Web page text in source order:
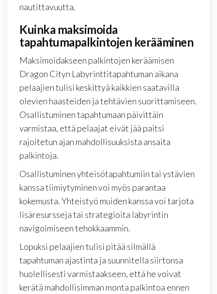
nautittavuutta.
Kuinka maksimoida
tapahtumapalkintojen kerääminen
Maksimoidakseen palkintojen keräämisen
Dragon Cityn Labyrinttitapahtuman aikana
pelaajien tulisi keskittyä kaikkien saatavilla
olevien haasteiden ja tehtävien suorittamiseen.
Osallistuminen tapahtumaan päivittäin
varmistaa, että pelaajat eivät jää paitsi
rajoitetun ajan mahdollisuuksista ansaita
palkintoja.
Osallistuminen yhteisötapahtumiin tai ystävien
kanssa tiimiytyminen voi myös parantaa
kokemusta. Yhteistyö muiden kanssa voi tarjota
lisäresursseja tai strategioita labyrintin
navigoimiseen tehokkaammin.
Lopuksi pelaajien tulisi pitää silmällä
tapahtuman ajastinta ja suunnitella siirtonsa
huolellisesti varmistaakseen, että he voivat
kerätä mahdollisimman monta palkintoa ennen